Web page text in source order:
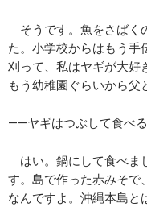
そうです。魚をさばく
た。小学校からはもう手
刈って、私はヤギが大好
もう幼稚園ぐらいから父
――ヤギはつぶして食べる
はい。鍋にして食べま
す。島で作った赤みそで
なんですよ。沖縄本島と